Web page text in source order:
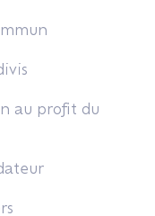
au profit du